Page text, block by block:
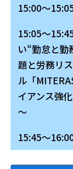
15:00～
15:05～
い“勤怠と勤
題と労務リ
ル「
イアンス強
～
15:45～